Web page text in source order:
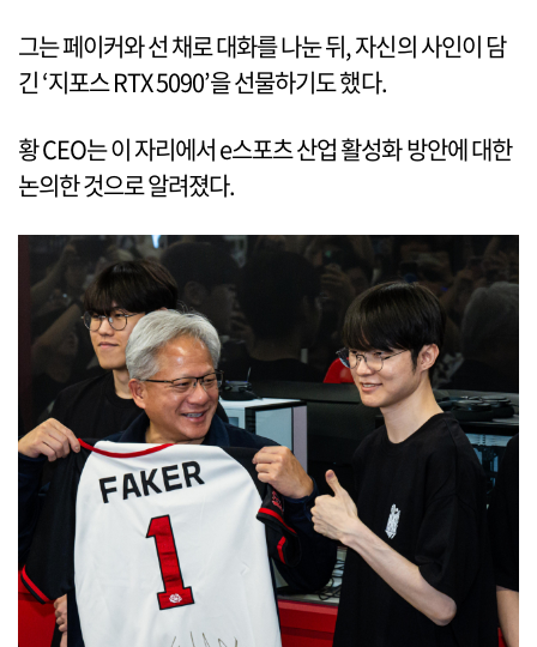
그는 페이커와 선 채로 대화를 나눈 뒤, 자신의 사인이 담
긴 ‘지포스 RTX 5090’을 선물하기도 했다.
황 CEO는 이 자리에서 e스포츠 산업 활성화 방안에 대한
논의한 것으로 알려졌다.